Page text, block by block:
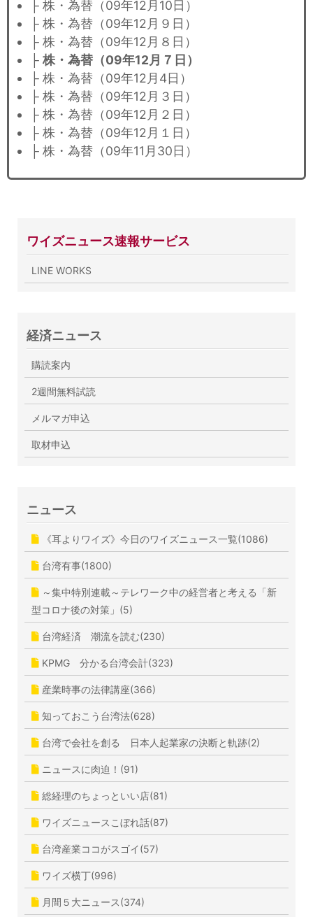
├ 株・為替（09年12月10日）
├ 株・為替（09年12月９日）
├ 株・為替（09年12月８日）
├ 株・為替（09年12月７日）
├ 株・為替（09年12月4日）
├ 株・為替（09年12月３日）
├ 株・為替（09年12月２日）
├ 株・為替（09年12月１日）
├ 株・為替（09年11月30日）
ワイズニュース速報サービス
LINE WORKS
経済ニュース
購読案内
2週間無料試読
メルマガ申込
取材申込
ニュース
《耳よりワイズ》今日のワイズニュース一覧(1086)
台湾有事(1800)
～集中特別連載～テレワーク中の経営者と考える「新
型コロナ後の対策」(5)
台湾経済 潮流を読む(230)
KPMG 分かる台湾会計(323)
産業時事の法律講座(366)
知っておこう台湾法(628)
台湾で会社を創る 日本人起業家の決断と軌跡(2)
ニュースに肉迫！(91)
総経理のちょっといい店(81)
ワイズニュースこぼれ話(87)
台湾産業ココがスゴイ(57)
ワイズ横丁(996)
月間５大ニュース(374)